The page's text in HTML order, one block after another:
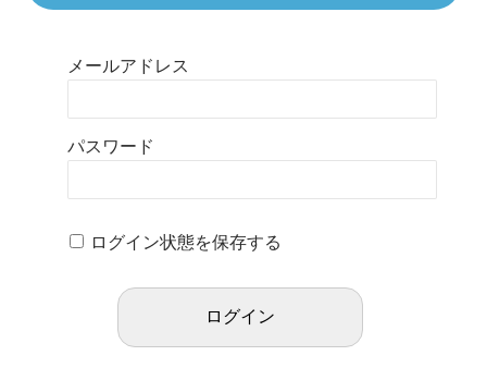
メールアドレス
パスワード
ログイン状態を保存する